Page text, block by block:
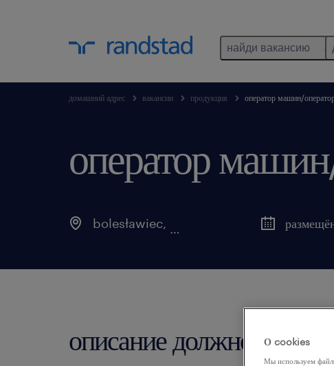
найди вакансию
домашний адрес вакансии продукция оператор машин/
оператор
bolesławiec,
описание должностиО cookies
Мы используем